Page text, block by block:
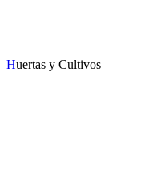
Huertas y Cultivos